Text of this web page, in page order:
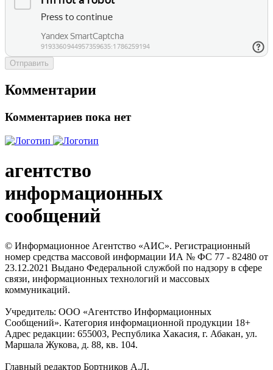
Отправить
Комментарии
Комментариев пока нет
агентство
информационных
сообщений
© Информационное Агентство «АИС». Регистрационный
номер средства массовой информации ИА № ФС 77 - 82480 от
23.12.2021 Выдано Федеральной службой по надзору в сфере
связи, информационных технологий и массовых
коммуникаций.
Учредитель: ООО «Агентство Информационных
Сообщений». Категория информационной продукции 18+
Адрес редакции: 655003, Республика Хакасия, г. Абакан, ул.
Маршала Жукова, д. 88, кв. 104.
Главный редактор Бортников А.Л.